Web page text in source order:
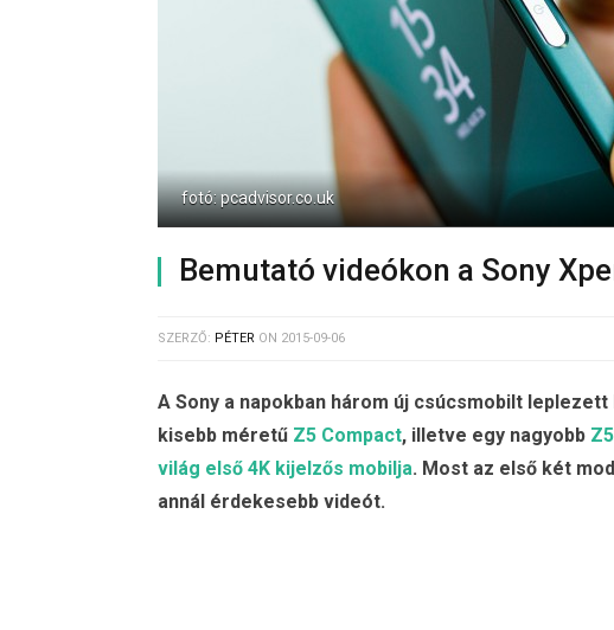
fotó: pcadvisor.co.uk
Bemutató videókon a Sony
SZERZŐ: PÉTER ON 2015-09-06
A Sony a napokban három új csúcsmobilt leplezett
kisebb méretű Z5 Compact, illetve egy nagyobb
világ első 4K kijelzős mobilja. Most az első két
annál érdekesebb videót.